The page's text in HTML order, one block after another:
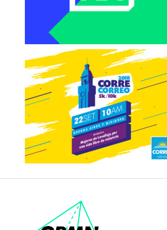
IDENTIDAD /
Corre Correo 2018
GRÁFICO/ IDENTIDAD/REDES SOCIALES